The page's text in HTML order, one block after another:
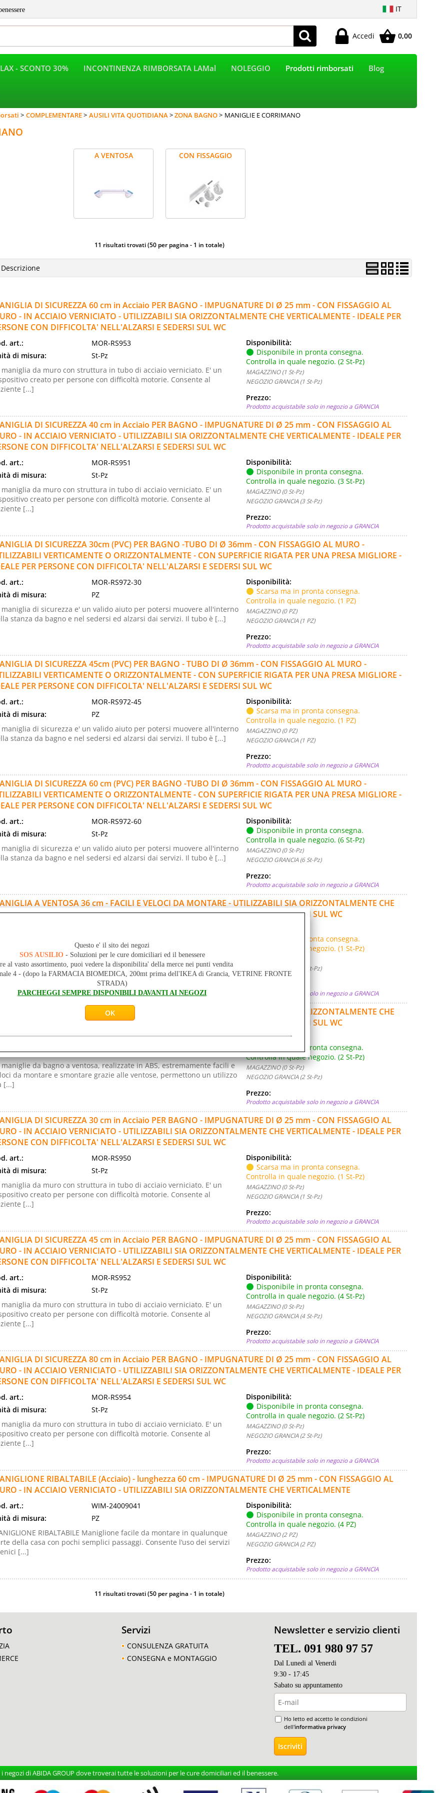
IT
Accedi
E-mail:
0,00
- SCONTO 30% INCONTINENZA RIMBORSATA LAMal NOLEGGIO Prodotti rimborsati Blog
COMPLEMENTARE AUSILI VITA QUOTIDIANA ZONA BAGNO MANIGLIE E CORRIMANO
A VENTOSA CON FISSAGGIO
11 risultati trovati (50 per pagina - 1 in totale)
DI SICUREZZA 60 cm in Acciaio PER BAGNO - IMPUGNATURE DI Ø 25 mm - CON FISSAGGIO AL
- IN ACCIAIO VERNICIATO - UTILIZZABILI SIA ORIZZONTALMENTE CHE VERTICALMENTE - IDEALE PER
CON DIFFICOLTA' NELL'ALZARSI E SEDERSI SUL WC
art.:
MOR-RS953
di misura:
St-Pz
maniglia da muro con struttura in tubo di acciaio verniciato. E' un
creato per persone con difficoltà motorie. Consente al
[...]
Disponibilità:
Disponibile in pronta consegna.
Controlla in quale negozio. (2 St-Pz)
MAGAZZINO (1 St-Pz)
NEGOZIO GRANCIA (1 St-Pz)
Prezzo:
Prodotto acquistabile solo in negozio a GRANCIA
DI SICUREZZA 40 cm in Acciaio PER BAGNO - IMPUGNATURE DI Ø 25 mm - CON FISSAGGIO AL
- IN ACCIAIO VERNICIATO - UTILIZZABILI SIA ORIZZONTALMENTE CHE VERTICALMENTE - IDEALE PER
CON DIFFICOLTA' NELL'ALZARSI E SEDERSI SUL WC
art.:
MOR-RS951
di misura:
St-Pz
maniglia da muro con struttura in tubo di acciaio verniciato. E' un
creato per persone con difficoltà motorie. Consente al
[...]
Disponibilità:
Disponibile in pronta consegna.
Controlla in quale negozio. (3 St-Pz)
MAGAZZINO (0 St-Pz)
NEGOZIO GRANCIA (3 St-Pz)
Prezzo:
Prodotto acquistabile solo in negozio a GRANCIA
DI SICUREZZA 30cm (PVC) PER BAGNO -TUBO DI Ø 36mm - CON FISSAGGIO AL MURO -
VERTICAMENTE O ORIZZONTALMENTE - CON SUPERFICIE RIGATA PER UNA PRESA MIGLIORE -
PER PERSONE CON DIFFICOLTA' NELL'ALZARSI E SEDERSI SUL WC
art.:
MOR-RS972-30
di misura:
PZ
maniglia di sicurezza e' un valido aiuto per potersi muovere all'interno
stanza da bagno e nel sedersi ed alzarsi dai servizi. Il tubo è [...]
Disponibilità:
Scarsa ma in pronta consegna.
Controlla in quale negozio. (1 PZ)
MAGAZZINO (0 PZ)
NEGOZIO GRANCIA (1 PZ)
Prezzo:
Prodotto acquistabile solo in negozio a GRANCIA
DI SICUREZZA 45cm (PVC) PER BAGNO - TUBO DI Ø 36mm - CON FISSAGGIO AL MURO -
VERTICAMENTE O ORIZZONTALMENTE - CON SUPERFICIE RIGATA PER UNA PRESA MIGLIORE -
PER PERSONE CON DIFFICOLTA' NELL'ALZARSI E SEDERSI SUL WC
art.:
MOR-RS972-45
di misura:
PZ
maniglia di sicurezza e' un valido aiuto per potersi muovere all'interno
stanza da bagno e nel sedersi ed alzarsi dai servizi. Il tubo è [...]
Disponibilità:
Scarsa ma in pronta consegna.
Controlla in quale negozio. (1 PZ)
MAGAZZINO (0 PZ)
NEGOZIO GRANCIA (1 PZ)
Prezzo:
Prodotto acquistabile solo in negozio a GRANCIA
DI SICUREZZA 60 cm (PVC) PER BAGNO -TUBO DI Ø 36mm - CON FISSAGGIO AL MURO -
VERTICAMENTE O ORIZZONTALMENTE - CON SUPERFICIE RIGATA PER UNA PRESA MIGLIORE -
PER PERSONE CON DIFFICOLTA' NELL'ALZARSI E SEDERSI SUL WC
art.:
MOR-RS972-60
di misura:
St-Pz
maniglia di sicurezza e' un valido aiuto per potersi muovere all'interno
stanza da bagno e nel sedersi ed alzarsi dai servizi. Il tubo è [...]
Disponibilità:
Disponibile in pronta consegna.
Controlla in quale negozio. (6 St-Pz)
MAGAZZINO (0 St-Pz)
NEGOZIO GRANCIA (6 St-Pz)
Prezzo:
Prodotto acquistabile solo in negozio a GRANCIA
A VENTOSA 36 cm - FACILI E VELOCI DA MONTARE - UTILIZZABILI SIA ORIZZONTALMENTE CHE
- IDEALE PER PERSONE CON DIFFICOLTA' NELL'ALZARSI E SEDERSI SUL WC
St-Pz
maniglie da bagno a ventosa, realizzate in ABS, estremamente facili e
da montare e smontare grazie alle ventose, permettono un utilizzo
[...]
Scarsa ma in pronta consegna.
Controlla in quale negozio. (1 St-Pz)
NEGOZIO GRANCIA (1 St-Pz)
Prodotto acquistabile solo in negozio a GRANCIA
A VENTOSA 50 cm - FACILI E VELOCI DA MONTARE - UTILIZZABILI SIA ORIZZONTALMENTE CHE
- IDEALE PER PERSONE CON DIFFICOLTA' NELL'ALZARSI E SEDERSI SUL WC
art.:
MOR-RS975-50
di misura:
St-Pz
maniglie da bagno a ventosa, realizzate in ABS, estremamente facili e
da montare e smontare grazie alle ventose, permettono un utilizzo
[...]
Disponibilità:
Disponibile in pronta consegna.
Controlla in quale negozio. (2 St-Pz)
MAGAZZINO (0 St-Pz)
NEGOZIO GRANCIA (2 St-Pz)
Prezzo:
Prodotto acquistabile solo in negozio a GRANCIA
DI SICUREZZA 30 cm in Acciaio PER BAGNO - IMPUGNATURE DI Ø 25 mm - CON FISSAGGIO AL
- IN ACCIAIO VERNICIATO - UTILIZZABILI SIA ORIZZONTALMENTE CHE VERTICALMENTE - IDEALE PER
CON DIFFICOLTA' NELL'ALZARSI E SEDERSI SUL WC
art.:
MOR-RS950
di misura:
St-Pz
maniglia da muro con struttura in tubo di acciaio verniciato. E' un
creato per persone con difficoltà motorie. Consente al
[...]
Disponibilità:
Scarsa ma in pronta consegna.
Controlla in quale negozio. (1 St-Pz)
MAGAZZINO (0 St-Pz)
NEGOZIO GRANCIA (1 St-Pz)
Prezzo:
Prodotto acquistabile solo in negozio a GRANCIA
DI SICUREZZA 45 cm in Acciaio PER BAGNO - IMPUGNATURE DI Ø 25 mm - CON FISSAGGIO AL
- IN ACCIAIO VERNICIATO - UTILIZZABILI SIA ORIZZONTALMENTE CHE VERTICALMENTE - IDEALE PER
CON DIFFICOLTA' NELL'ALZARSI E SEDERSI SUL WC
art.:
MOR-RS952
di misura:
St-Pz
maniglia da muro con struttura in tubo di acciaio verniciato. E' un
creato per persone con difficoltà motorie. Consente al
[...]
Disponibilità:
Disponibile in pronta consegna.
Controlla in quale negozio. (4 St-Pz)
MAGAZZINO (0 St-Pz)
NEGOZIO GRANCIA (4 St-Pz)
Prezzo:
Prodotto acquistabile solo in negozio a GRANCIA
DI SICUREZZA 80 cm in Acciaio PER BAGNO - IMPUGNATURE DI Ø 25 mm - CON FISSAGGIO AL
- IN ACCIAIO VERNICIATO - UTILIZZABILI SIA ORIZZONTALMENTE CHE VERTICALMENTE - IDEALE PER
CON DIFFICOLTA' NELL'ALZARSI E SEDERSI SUL WC
art.:
MOR-RS954
di misura:
St-Pz
maniglia da muro con struttura in tubo di acciaio verniciato. E' un
creato per persone con difficoltà motorie. Consente al
[...]
Disponibilità:
Disponibile in pronta consegna.
Controlla in quale negozio. (2 St-Pz)
MAGAZZINO (0 St-Pz)
NEGOZIO GRANCIA (2 St-Pz)
Prezzo:
Prodotto acquistabile solo in negozio a GRANCIA
RIBALTABILE (Acciaio) - lunghezza 60 cm - IMPUGNATURE DI Ø 25 mm - CON FISSAGGIO AL
- IN ACCIAIO VERNICIATO - UTILIZZABILI SIA ORIZZONTALMENTE CHE VERTICALMENTE
art.:
WIM-24009041
di misura:
PZ
RIBALTABILE Maniglione facile da montare in qualunque
della casa con pochi semplici passaggi. Consente l’uso dei servizi
[...]
Disponibilità:
Disponibile in pronta consegna.
Controlla in quale negozio. (4 PZ)
MAGAZZINO (2 PZ)
NEGOZIO GRANCIA (2 PZ)
Prezzo:
Prodotto acquistabile solo in negozio a GRANCIA
11 risultati trovati (50 per pagina - 1 in totale)
Servizi
CONSULENZA GRATUITA
CONSEGNA e MONTAGGIO
Newsletter e servizio clienti
TEL. 091 980 97 57
Dal Lunedi al Venerdi
9:30 - 17:45
Sabato su appuntamento
Ho letto ed accetto le condizioni
dell'informativa privacy
i negozi di ABIDA GROUP dove troverai tutte le soluzioni per le cure domiciliari ed il benessere.
Questo e' il sito dei negozi
SOS AUSILIO- Soluzioni per le cure domiciliari ed il benessere
al vasto assortimento, puoi vedere la disponibilita' della merce nei punti vendita
4 - (dopo la FARMACIA BIOMEDICA, 200mt prima dell'IKEA di Grancia, VETRINE FRONTE
STRADA)
PARCHEGGI SEMPRE DISPONIBILI DAVANTI AI NEGOZI